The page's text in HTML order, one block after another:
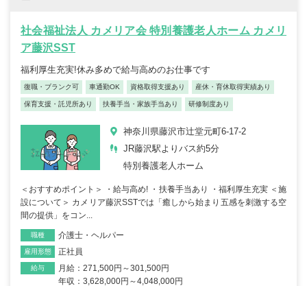
社会福祉法人 カメリア会 特別養護老人ホーム カメリ
ア藤沢SST
福利厚生充実!休み多めで給与高めのお仕事です
復職・ブランク可 車通勤OK 資格取得支援あり 産休・育休取得実績あり
保育支援・託児所あり 扶養手当・家族手当あり 研修制度あり
神奈川県藤沢市辻堂元町6-17-2
JR藤沢駅よりバス約5分
特別養護老人ホーム
＜おすすめポイント＞ ・給与高め! ・扶養手当あり ・福利厚生充実 ＜施
設について＞ カメリア藤沢SSTでは「癒しから始まり五感を刺激する空
間の提供」をコン...
職種 介護士・ヘルパー
雇用形態 正社員
給与
月給：271,500円～301,500円
年収：3,628,000円～4,048,000円